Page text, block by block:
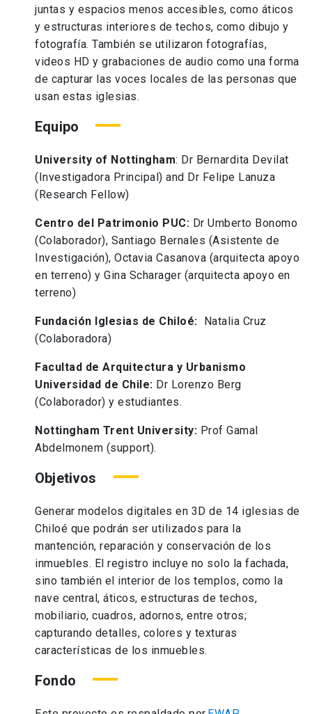
juntas y espacios menos accesibles, como áticos
y estructuras interiores de techos, como dibujo y
fotografía. También se utilizaron fotografías,
videos HD y grabaciones de audio como una forma
de capturar las voces locales de las personas que
usan estas iglesias.
Equipo
University of Nottingham: Dr Bernardita Devilat
(Investigadora Principal) and Dr Felipe Lanuza
(Research Fellow)
Centro del Patrimonio PUC: Dr Umberto Bonomo
(Colaborador), Santiago Bernales (Asistente de
Investigación), Octavia Casanova (arquitecta apoyo
en terreno) y Gina Scharager (arquitecta apoyo en
terreno)
Fundación Iglesias de Chiloé: Natalia Cruz
(Colaboradora)
Facultad de Arquitectura y Urbanismo
Universidad de Chile: Dr Lorenzo Berg
(Colaborador) y estudiantes.
Nottingham Trent University: Prof Gamal
Abdelmonem (support).
Objetivos
Generar modelos digitales en 3D de 14 iglesias de
Chiloé que podrán ser utilizados para la
mantención, reparación y conservación de los
inmuebles. El registro incluye no solo la fachada,
sino también el interior de los templos, como la
nave central, áticos, estructuras de techos,
mobiliario, cuadros, adornos, entre otros;
capturando detalles, colores y texturas
características de los inmuebles.
Fondo